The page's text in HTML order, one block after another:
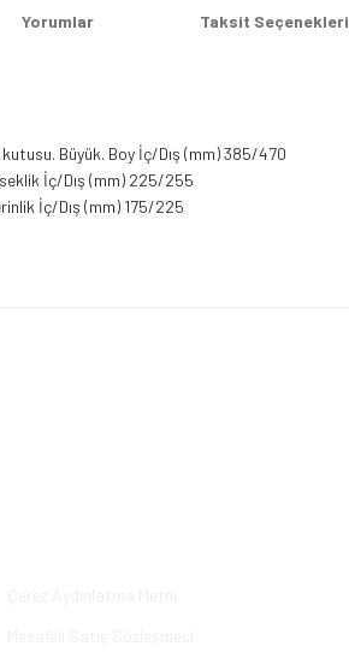
Yorumlar Taksit Seçenekleri
Büyük. Boy İç/Dış (mm) 385/470
İç/Dış (mm) 225/255
İç/Dış (mm) 175/225